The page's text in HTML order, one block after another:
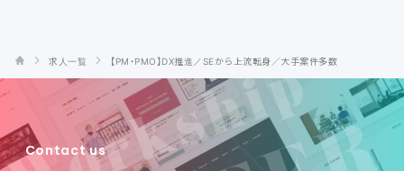
求人一覧 【PM・PMO】DX推進／SEから上流転身／大手案件多数
Contact us